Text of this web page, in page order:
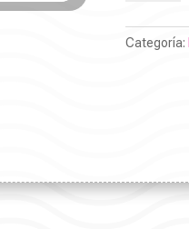
cantidad
Categoría: